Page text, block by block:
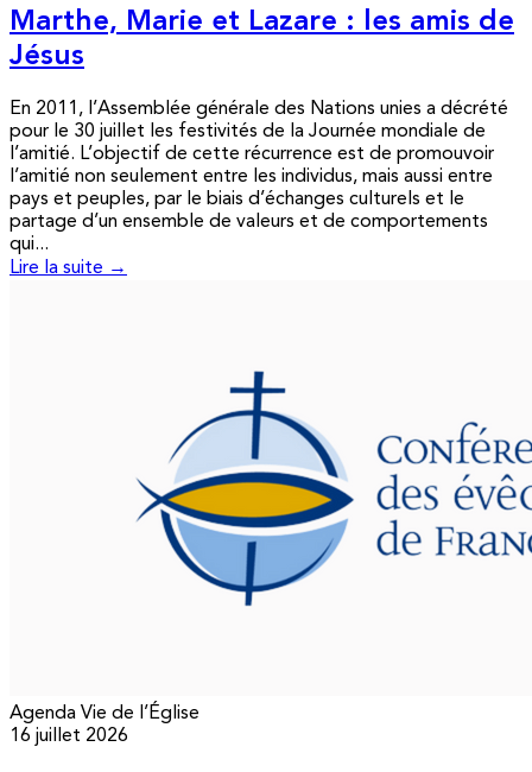
Marthe, Marie et Lazare : les amis de
Jésus
En 2011, l’Assemblée générale des Nations unies a décrété
pour le 30 juillet les festivités de la Journée mondiale de
l’amitié. L’objectif de cette récurrence est de promouvoir
l’amitié non seulement entre les individus, mais aussi entre
pays et peuples, par le biais d’échanges culturels et le
partage d’un ensemble de valeurs et de comportements
qui...
Lire la suite →
Agenda Vie de l’Église
16 juillet 2026